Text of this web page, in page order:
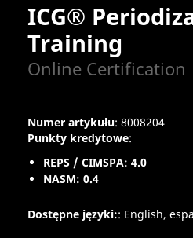
ICG®
Training
Online Certification
Numer artykułu: 8008204
Punkty kredytowe:
REPS / CIMSPA: 4.0
NASM: 0.4
Dostępne języki:: English,